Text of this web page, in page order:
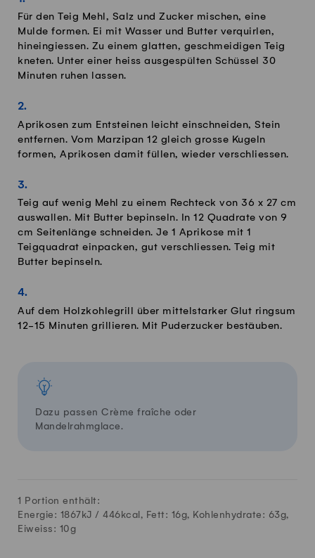
Für den Teig Mehl, Salz und Zucker mischen, eine
Mulde formen. Ei mit Wasser und Butter verquirlen,
hineingiessen. Zu einem glatten, geschmeidigen Teig
kneten. Unter einer heiss ausgespülten Schüssel 30
Minuten ruhen lassen.
Aprikosen zum Entsteinen leicht einschneiden, Stein
entfernen. Vom Marzipan 12 gleich grosse Kugeln
formen, Aprikosen damit füllen, wieder verschliessen.
Teig auf wenig Mehl zu einem Rechteck von 36 x 27 cm
auswallen. Mit Butter bepinseln. In 12 Quadrate von 9
cm Seitenlänge schneiden. Je 1 Aprikose mit 1
Teigquadrat einpacken, gut verschliessen. Teig mit
Butter bepinseln.
Auf dem Holzkohlegrill über mittelstarker Glut ringsum
12-15 Minuten grillieren. Mit Puderzucker bestäuben.
Dazu passen Crème fraîche oder
Mandelrahmglace.
1 Portion enthält:
Energie: 1867kJ / 446kcal, Fett: 16g, Kohlenhydrate: 63g,
Eiweiss: 10g